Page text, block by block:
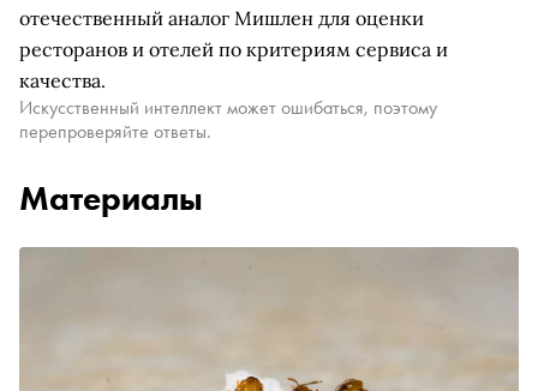
отечественный аналог Мишлен для оценки
ресторанов и отелей по критериям сервиса и
качества.
Искусственный интеллект может ошибаться, поэтому
перепроверяйте ответы.
Материалы